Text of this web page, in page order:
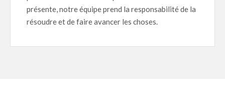
présente, notre équipe prend la responsabilité de la
résoudre et de faire avancer les choses.